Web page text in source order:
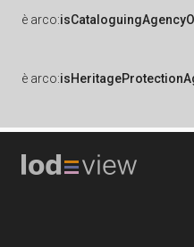
è arco:
è arco: